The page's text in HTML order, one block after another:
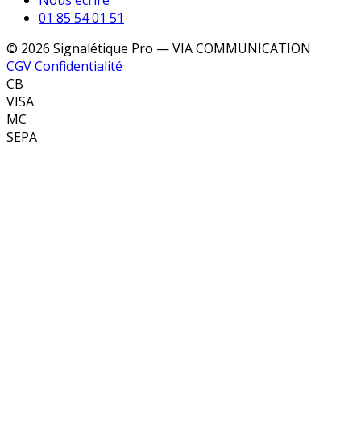
01 85 54 01 51
© 2026 Signalétique Pro — VIA COMMUNICATION
CGVConfidentialité
CB
VISA
MC
SEPA